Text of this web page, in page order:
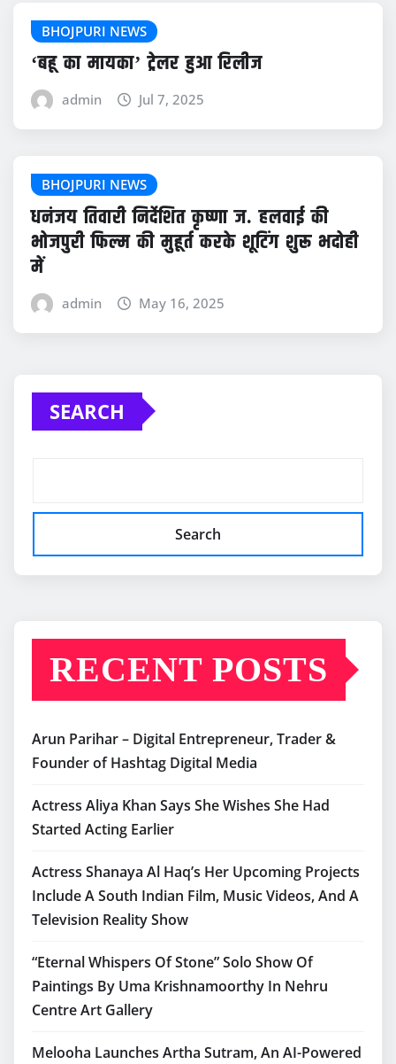
BHOJPURI NEWS
‘बहू का मायका’ ट्रेलर हुआ रिलीज
admin Jul 7, 2025
BHOJPURI NEWS
धनंजय तिवारी निर्देशित कृष्णा ज. हलवाई की
भोजपुरी फिल्म की मुहूर्त करके शूटिंग शुरू भदोही
में
admin May 16, 2025
SEARCH
Search
RECENT POSTS
Arun Parihar – Digital Entrepreneur, Trader &
Founder of Hashtag Digital Media
Actress Aliya Khan Says She Wishes She Had
Started Acting Earlier
Actress Shanaya Al Haq’s Her Upcoming Projects
Include A South Indian Film, Music Videos, And A
Television Reality Show
“Eternal Whispers Of Stone” Solo Show Of
Paintings By Uma Krishnamoorthy In Nehru
Centre Art Gallery
Melooha Launches Artha Sutram, An AI-Powered